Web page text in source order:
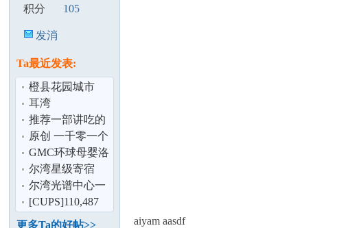
积分 105
发消
Ta最近发表:
橙县花园城市
Ladera Ranch 十
分学区房 整套
耳湾
推荐一部讲吃的
电视剧,不要空腹
看！
原创 一千零一个
中国品牌故事 莲
花演说
GMC环球母婴洛
杉矶产后修复
尔湾星级寄宿
尔湾光谱中心一
房两厅豪华公寓
出租！ 价格
[CUPS]110,487
尺仓库出租,位于
更多Ta的好帖>> aiyam aasdf